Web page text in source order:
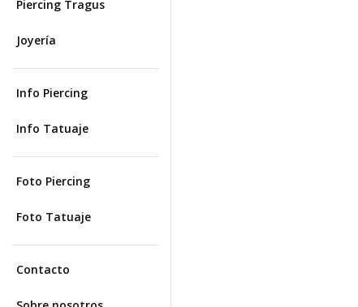
Piercing Tragus
Joyería
Info Piercing
Info Tatuaje
Foto Piercing
Foto Tatuaje
Contacto